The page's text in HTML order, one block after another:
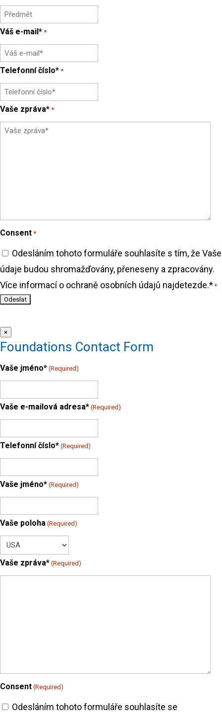
Váš e-mail* *
Telefonní číslo* *
Vaše zpráva* *
Consent *
Odesláním tohoto formuláře souhlasíte s tím, že Vaše
údaje budou shromažďovány, přeneseny a zpracovány.
Více informací o ochraně osobních údajů najdetezde.**
×
Foundations Contact Form
Vaše jméno* (Required)
Vaše e-mailová adresa* (Required)
Telefonní číslo* (Required)
Vaše jméno* (Required)
Vaše poloha (Required)
Vaše zpráva* (Required)
Consent (Required)
Odesláním tohoto formuláře souhlasíte se